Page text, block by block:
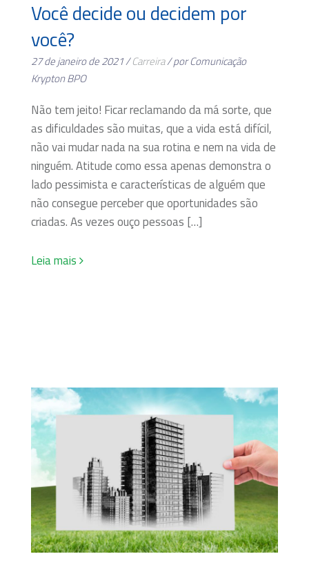
Você decide ou decidem por
você?
27 de janeiro de 2021 /Carreira/ por Comunicação
Krypton BPO
Não tem jeito! Ficar reclamando da má sorte, que
as dificuldades são muitas, que a vida está difícil,
não vai mudar nada na sua rotina e nem na vida de
ninguém. Atitude como essa apenas demonstra o
lado pessimista e características de alguém que
não consegue perceber que oportunidades são
criadas. As vezes ouço pessoas […]
Leia mais